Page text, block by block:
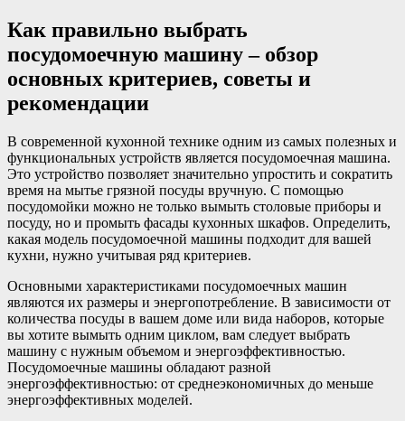
Как правильно выбрать
посудомоечную машину – обзор
основных критериев, советы и
рекомендации
В современной кухонной технике одним из самых полезных и
функциональных устройств является посудомоечная машина.
Это устройство позволяет значительно упростить и сократить
время на мытье грязной посуды вручную. С помощью
посудомойки можно не только вымыть столовые приборы и
посуду, но и промыть фасады кухонных шкафов. Определить,
какая модель посудомоечной машины подходит для вашей
кухни, нужно учитывая ряд критериев.
Основными характеристиками посудомоечных машин
являются их размеры и энергопотребление. В зависимости от
количества посуды в вашем доме или вида наборов, которые
вы хотите вымыть одним циклом, вам следует выбрать
машину с нужным объемом и энергоэффективностью.
Посудомоечные машины обладают разной
энергоэффективностью: от среднеэкономичных до меньше
энергоэффективных моделей.